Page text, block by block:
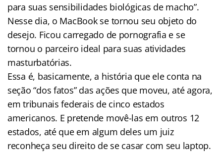
para suas sensibilidades biológicas de macho”.
Nesse dia, o MacBook se tornou seu objeto do
desejo. Ficou carregado de pornografia e se
tornou o parceiro ideal para suas atividades
masturbatórias.
Essa é, basicamente, a história que ele conta na
seção “dos fatos” das ações que moveu, até agora,
em tribunais federais de cinco estados
americanos. E pretende movê-las em outros 12
estados, até que em algum deles um juiz
reconheça seu direito de se casar com seu laptop.